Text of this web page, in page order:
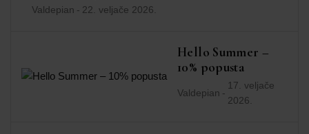
Valdepian - 22. veljače 2026.
Hello Summer –
10% popusta
Valdepian -
17. veljače
2026.